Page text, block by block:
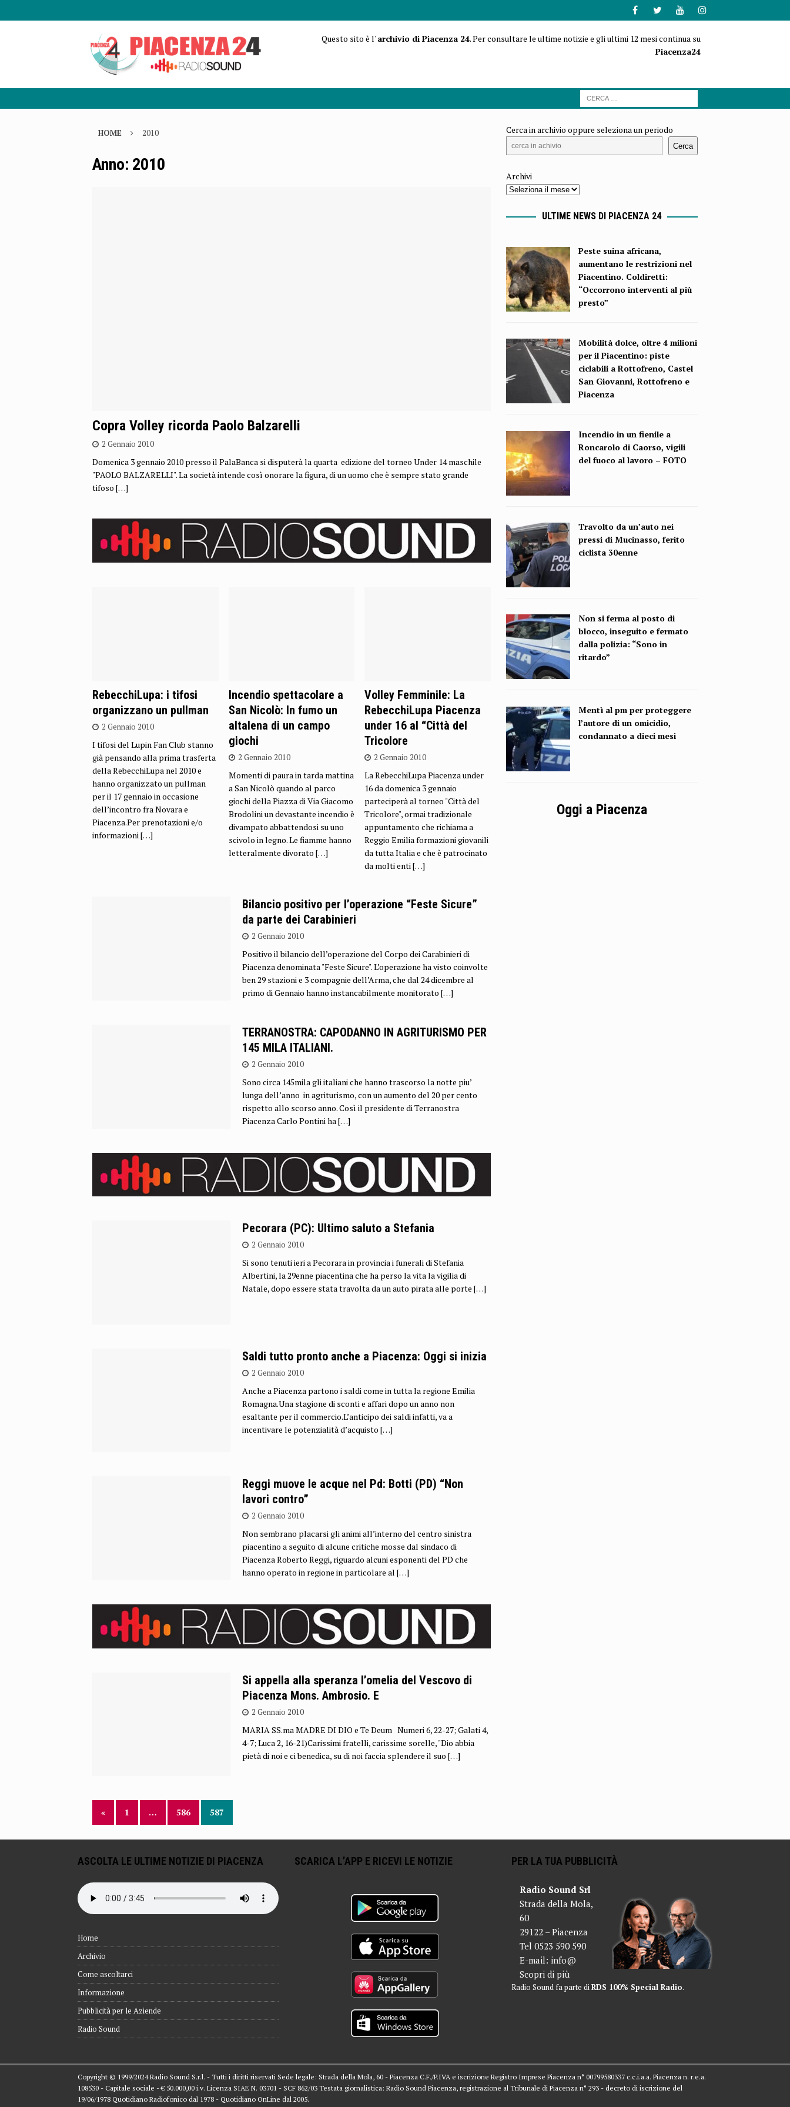
Questo sito è l'archivio di Piacenza 24. Per consultare le ultime notizie e gli ultimi 12 mesi continua su
Piacenza24
HOME 2010
Anno: 2010
Copra Volley ricorda Paolo Balzarelli
2 Gennaio 2010
Domenica 3 gennaio 2010 presso il PalaBanca si disputerà la quarta edizione del torneo Under 14 maschile
"PAOLO BALZARELLI". La società intende così onorare la figura, di un uomo che è sempre stato grande
tifoso […]
RebecchiLupa: i tifosi
organizzano un pullman
2 Gennaio 2010
I tifosi del Lupin Fan Club stanno
già pensando alla prima trasferta
della RebecchiLupa nel 2010 e
hanno organizzato un pullman
per il 17 gennaio in occasione
dell’incontro fra Novara e
Piacenza.Per prenotazioni e/o
informazioni[…]
Incendio spettacolare a
San Nicolò: In fumo un
altalena di un campo
giochi
2 Gennaio 2010
Momenti di paura in tarda mattina
a San Nicolò quando al parco
giochi della Piazza di Via Giacomo
Brodolini un devastante incendio è
divampato abbattendosi su uno
scivolo in legno. Le fiamme hanno
letteralmente divorato […]
Volley Femminile: La
RebecchiLupa Piacenza
under 16 al “Città del
Tricolore
2 Gennaio 2010
La RebecchiLupa Piacenza under
16 da domenica 3 gennaio
parteciperà al torneo "Città del
Tricolore", ormai tradizionale
appuntamento che richiama a
Reggio Emilia formazioni giovanili
da tutta Italia e che è patrocinato
da molti enti[…]
Bilancio positivo per l’operazione “Feste Sicure”
da parte dei Carabinieri
2 Gennaio 2010
Positivo il bilancio dell’operazione del Corpo dei Carabinieri di
Piacenza denominata "Feste Sicure". L’operazione ha visto coinvolte
ben 29 stazioni e 3 compagnie dell’Arma, che dal 24 dicembre al
primo di Gennaio hanno instancabilmente monitorato […]
TERRANOSTRA: CAPODANNO IN AGRITURISMO PER
145 MILA ITALIANI.
2 Gennaio 2010
Sono circa 145mila gli italiani che hanno trascorso la notte piu’
lunga dell’anno in agriturismo, con un aumento del 20 per cento
rispetto allo scorso anno. Così il presidente di Terranostra
Piacenza Carlo Pontini ha[…]
Pecorara (PC): Ultimo saluto a Stefania
2 Gennaio 2010
Si sono tenuti ieri a Pecorara in provincia i funerali di Stefania
Albertini, la 29enne piacentina che ha perso la vita la vigilia di
Natale, dopo essere stata travolta da un auto pirata alle porte […]
Saldi tutto pronto anche a Piacenza: Oggi si inizia
2 Gennaio 2010
Anche a Piacenza partono i saldi come in tutta la regione Emilia
Romagna.Una stagione di sconti e affari dopo un anno non
esaltante per il commercio.L’anticipo dei saldi infatti, va a
incentivare le potenzialità d’acquisto […]
Reggi muove le acque nel Pd: Botti (PD) “Non
lavori contro”
2 Gennaio 2010
Non sembrano placarsi gli animi all’interno del centro sinistra
piacentino a seguito di alcune critiche mosse dal sindaco di
Piacenza Roberto Reggi, riguardo alcuni esponenti del PD che
hanno operato in regione in particolare al […]
Si appella alla speranza l’omelia del Vescovo di
Piacenza Mons. Ambrosio. E
2 Gennaio 2010
MARIA SS.ma MADRE DI DIO e Te Deum Numeri 6, 22-27; Galati 4,
4-7; Luca 2, 16-21)Carissimi fratelli, carissime sorelle, "Dio abbia
pietà di noi e ci benedica, su di noi faccia splendere il suo […]
« 1 … 586 587
Cerca in archivio oppure seleziona un periodo
Cerca
Archivi
ULTIME NEWS DI PIACENZA 24
Peste suina africana,
aumentano le restrizioni nel
Piacentino. Coldiretti:
“Occorrono interventi al più
presto”
Mobilità dolce, oltre 4 milioni
per il Piacentino: piste
ciclabili a Rottofreno, Castel
San Giovanni, Rottofreno e
Piacenza
Incendio in un fienile a
Roncarolo di Caorso, vigili
del fuoco al lavoro – FOTO
Travolto da un’auto nei
pressi di Mucinasso, ferito
ciclista 30enne
Non si ferma al posto di
blocco, inseguito e fermato
dalla polizia: “Sono in
ritardo”
Mentì al pm per proteggere
l’autore di un omicidio,
condannato a dieci mesi
Oggi a Piacenza
ASCOLTA LE ULTIME NOTIZIE DI PIACENZA
Home
Archivio
Come ascoltarci
Informazione
Pubblicità per le Aziende
Radio Sound
SCARICA L’APP E RICEVI LE NOTIZIE PER LA TUA PUBBLICITÀ
Radio Sound Srl
Strada della Mola,
60
29122 – Piacenza
Tel 0523 590 590
E-mail: info@
Scopri di più
Radio Sound fa parte diRDS 100% Special Radio.
Copyright © 1999/2024 Radio Sound S.r.l. - Tutti i diritti riservati Sede legale: Strada della Mola, 60 - Piacenza C.F./P.IVA e iscrizione Registro Imprese Piacenza n° 00799580337 c.c.i.a.a. Piacenza n. r.e.a.
108530 - Capitale sociale - € 50.000,00 i.v. Licenza SIAE N. 03701 - SCF 862/03 Testata giornalistica: Radio Sound Piacenza, registrazione al Tribunale di Piacenza n° 293 - decreto di iscrizione del
19/06/1978 Quotidiano Radiofonico dal 1978 - Quotidiano OnLine dal 2005.